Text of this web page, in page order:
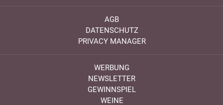
AGB
DATENSCHUTZ
PRIVACY MANAGER
WERBUNG
NEWSLETTER
GEWINNSPIEL
WEINE